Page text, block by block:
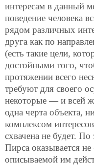
интересам в данный
поведение человека
рядом различных
друга как по
(есть такие цели,
достойными того,
протяжении всего
требуют для своего
некоторые — и всей
одна черта объекта,
комплексом
схвачена не будет.
Пирса оказывается
описываемой им